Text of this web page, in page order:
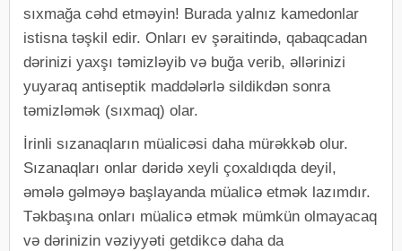
sıxmağa cəhd etməyin! Burada yalnız kamedonlar
istisna təşkil edir. Onları ev şəraitində, qabaqcadan
dərinizi yaxşı təmizləyib və buğa verib, əllərinizi
yuyaraq antiseptik maddələrlə sildikdən sonra
təmizləmək (sıxmaq) olar.
İrinli sızanaqların müalicəsi daha mürəkkəb olur.
Sızanaqları onlar dəridə xeyli çoxaldıqda deyil,
əmələ gəlməyə başlayanda müalicə etmək lazımdır.
Təkbaşına onları müalicə etmək mümkün olmayacaq
və dərinizin vəziyyəti getdikcə daha da